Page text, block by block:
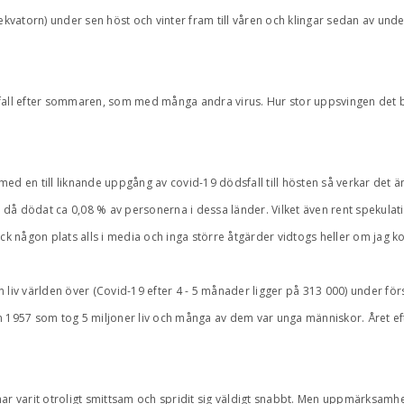
under sen höst och vinter fram till våren och klingar sedan av
efter sommaren, som med många andra virus. Hur stor uppsvingen
en till liknande uppgång av covid-19 dödsfall till hösten så verkar det
dödat ca 0,08 % av personerna i dessa länder. Vilket även rent
någon plats alls i media och inga större åtgärder vidtogs heller om jag
världen över (Covid-19 efter 4 - 5 månader ligger på 313 000) under
som tog 5 miljoner liv och många av dem var unga människor. Året
varit otroligt smittsam och spridit sig väldigt snabbt. Men